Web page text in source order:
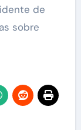
de
sobre